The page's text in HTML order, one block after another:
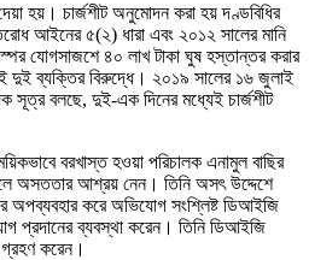
হয়। চার্জশীট অনুমোদন করা হয় দণ্ডবিধির
আইনের ৫(২) ধারা এবং ২০১২ সালের মানি
যোগসাজশে ৪০ লাখ টাকা ঘুষ হস্তান্তর করার
দুই ব্যক্তির বিরুদ্ধে। ২০১৯ সালের ১৬ জুলাই
সূত্র বলছে, দুই-এক দিনের মধ্যেই চার্জশীট
বরখাস্ত হওয়া পরিচালক এনামুল বাছির
অসততার আশ্রয় নেন। তিনি অসৎ উদ্দেশে
অপব্যবহার করে অভিযোগ সংশ্লিষ্ট ডিআইজি
প্রদানের ব্যবস্থা করেন। তিনি ডিআইজি
গ্রহণ করেন।